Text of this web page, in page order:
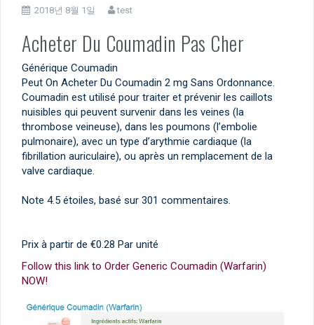
2018년 8월 1일 test
Acheter Du Coumadin Pas Cher
Générique Coumadin
Peut On Acheter Du Coumadin 2 mg Sans Ordonnance.
Coumadin est utilisé pour traiter et prévenir les caillots
nuisibles qui peuvent survenir dans les veines (la
thrombose veineuse), dans les poumons (l’embolie
pulmonaire), avec un type d’arythmie cardiaque (la
fibrillation auriculaire), ou après un remplacement de la
valve cardiaque.
Note 4.5 étoiles, basé sur 301 commentaires.
Prix à partir de €0.28 Par unité
Follow this link to Order Generic Coumadin (Warfarin)
NOW!